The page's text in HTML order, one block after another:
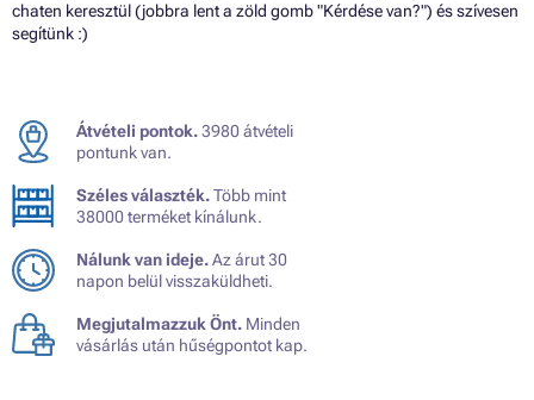
chaten keresztül (jobbra lent a zöld gomb "Kérdése van?") és szívesen
segítünk :)
Átvételi pontok.3980 átvételi
pontunk van.
Széles választék.Több mint
38000 terméket kínálunk.
Nálunk van ideje.Az árut 30
napon belül visszaküldheti.
Megjutalmazzuk Önt. Minden
vásárlás után hűségpontot kap.